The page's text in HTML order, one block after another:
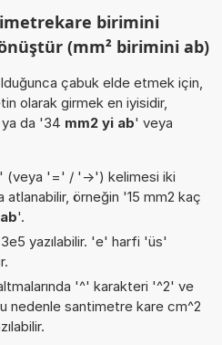
birimini
(mm² birimini ab)
çabuk elde etmek için,
olarak girmek en iyisidir,
da '34 mm2 yi ab' veya
(veya '=' / '->') kelimesi iki
atlanabilir, örneğin '15 mm2 kaç
'.
yazılabilir. 'e' harfi 'üs'
'^' karakteri '^2' ve
nedenle santimetre kare cm^2